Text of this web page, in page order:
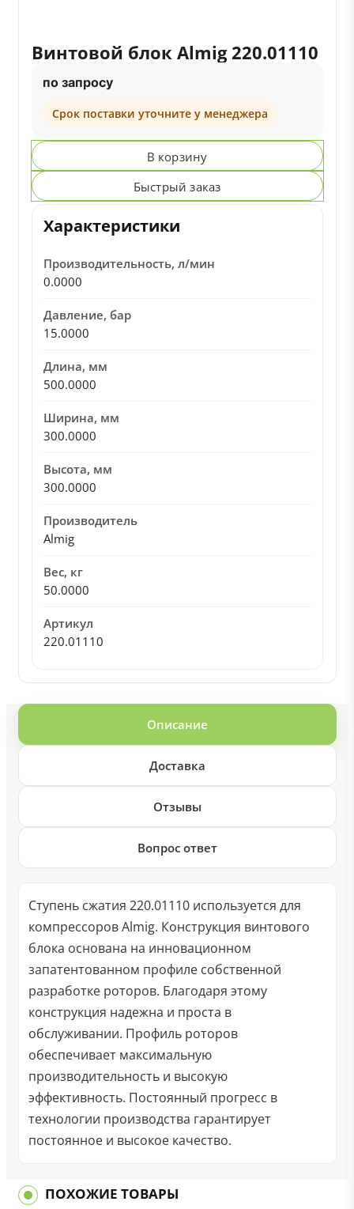
Винтовой блок Almig 220.01110
по запросу
Срок поставки уточните у менеджера
В корзину
Быстрый заказ
Характеристики
Производительность, л/мин
0.0000
Давление, бар
15.0000
Длина, мм
500.0000
Ширина, мм
300.0000
Высота, мм
300.0000
Производитель
Almig
Вес, кг
50.0000
Артикул
220.01110
Описание
Доставка
Отзывы
Вопрос ответ
Ступень сжатия 220.01110 используется для
компрессоров Almig. Конструкция винтового
блока основана на инновационном
запатентованном профиле собственной
разработке роторов. Благодаря этому
конструкция надежна и проста в
обслуживании. Профиль роторов
обеспечивает максимальную
производительность и высокую
эффективность. Постоянный прогресс в
технологии производства гарантирует
постоянное и высокое качество.
ПОХОЖИЕ ТОВАРЫ